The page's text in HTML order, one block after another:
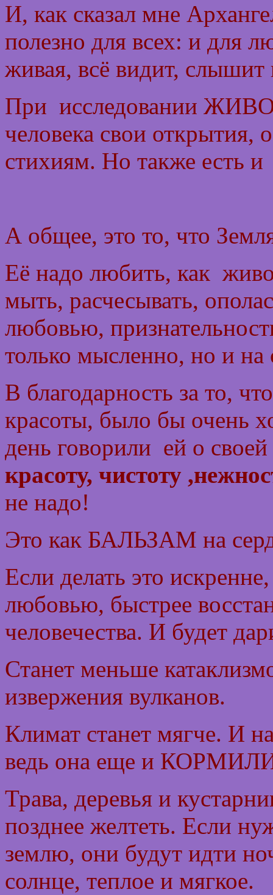
И, как сказал мне
полезно для всех: и для
живая, всё видит, слышит
При исследовании
человека свои
стихиям. Но также есть
А общее, это то, что
Её надо любить, как
мыть, расчесывать,
любовью,
только мысленно, но и на
В благодарность за то,
красоты, было бы очень
день говорили ей о своей
красоту, чистоту
не надо!
Это как БАЛЬЗАМ на
Если делать это
любовью, быстрее
человечества. И будет
Станет меньше
извержения вулканов.
Климат станет мягче. И
ведь она еще и
Трава, деревья и
позднее желтеть. Если
землю, они будут идти
солнце, теплое и мягкое.